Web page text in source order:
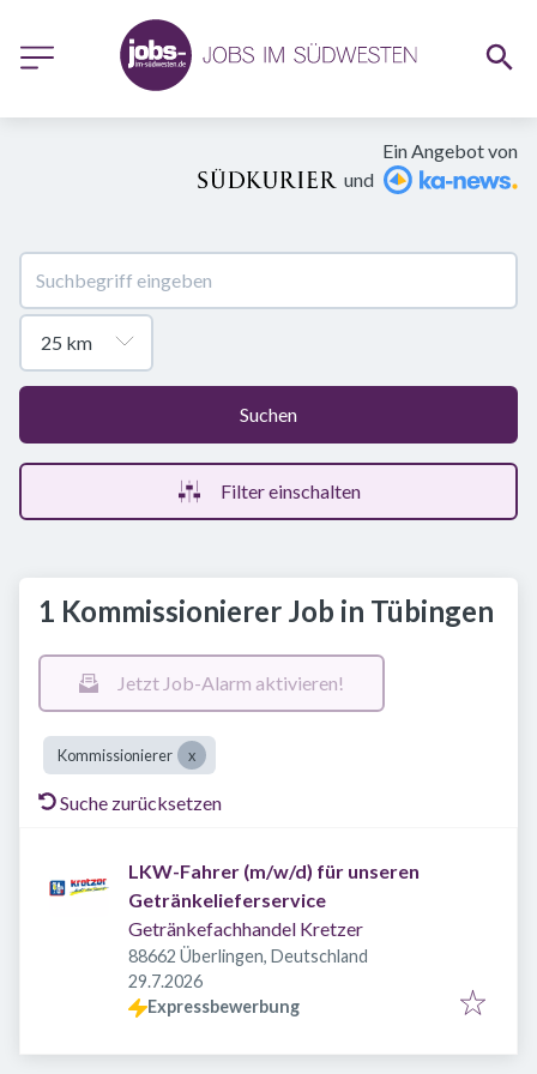
Ein Angebot von
und
Suchen
Filter einschalten
1 Kommissionierer Job in Tübingen
Jetzt Job-Alarm aktivieren!
Kommissionierer
Suche zurücksetzen
LKW-Fahrer (m/w/d) für unseren
Getränkelieferservice
Getränkefachhandel Kretzer
88662 Überlingen, Deutschland
Veröffentlicht
29.7.2026
Expressbewerbung